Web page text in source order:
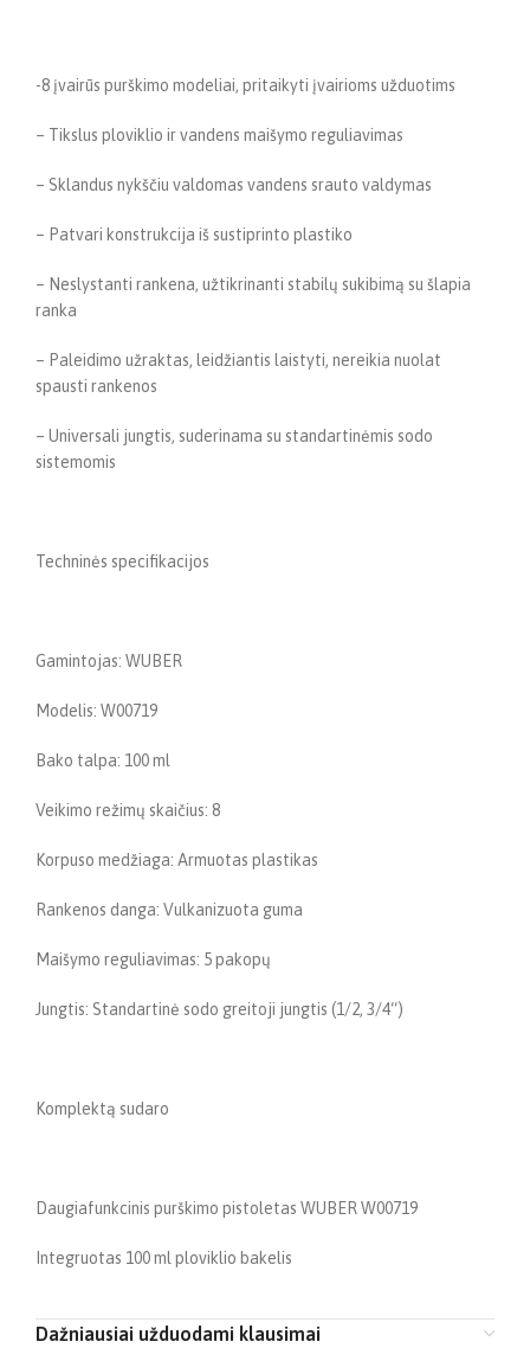
-8 įvairūs purškimo modeliai, pritaikyti įvairioms užduotims
– Tikslus ploviklio ir vandens maišymo reguliavimas
– Sklandus nykščiu valdomas vandens srauto valdymas
– Patvari konstrukcija iš sustiprinto plastiko
– Neslystanti rankena, užtikrinanti stabilų sukibimą su šlapia
ranka
– Paleidimo užraktas, leidžiantis laistyti, nereikia nuolat
spausti rankenos
– Universali jungtis, suderinama su standartinėmis sodo
sistemomis
Techninės specifikacijos
Gamintojas: WUBER
Modelis: W00719
Bako talpa: 100 ml
Veikimo režimų skaičius: 8
Korpuso medžiaga: Armuotas plastikas
Rankenos danga: Vulkanizuota guma
Maišymo reguliavimas: 5 pakopų
Jungtis: Standartinė sodo greitoji jungtis (1/2, 3/4“)
Komplektą sudaro
Daugiafunkcinis purškimo pistoletas WUBER W00719
Integruotas 100 ml ploviklio bakelis
Dažniausiai užduodami klausimai